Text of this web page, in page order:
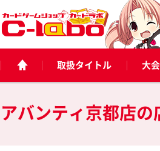
取扱タイトル 大会
アバンティ京都店の